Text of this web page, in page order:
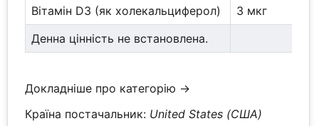
Вітамін D3 (як холекальциферол)
3 мкг
Денна цінність не встановлена.
Докладніше про категорію →
Країна постачальник: United States (США)